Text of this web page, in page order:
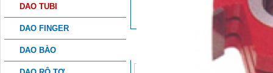
DAO TUBI
DAO FINGER
DAO BÀO